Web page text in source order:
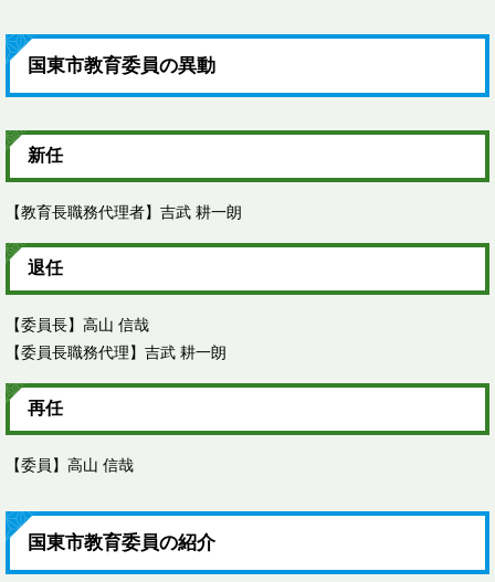
国東市教育委員の異動
新任
【教育長職務代理者】吉武 耕一朗
退任
【委員長】高山 信哉
【委員長職務代理】吉武 耕一朗
再任
【委員】高山 信哉
国東市教育委員の紹介